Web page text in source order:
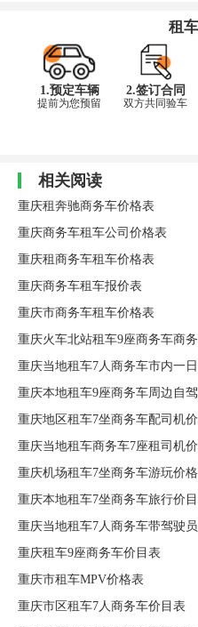
租
1.预定车辆
提前为您预留
2.签订合同
双方共同验车
相关阅读
重庆租奔驰商务车价格表
重庆商务车租车公司价格表
重庆租商务车租车价格表
重庆商务车租车报价表
重庆市商务车租车价格表
重庆火车北站租车9座商务车商
重庆当地租车7人商务车市内一
重庆本地租车9座商务车周边自
重庆地区租车7坐商务车配司机
重庆当地租车商务车7座租司机
重庆机场租车7坐商务车游玩价
重庆本地租车7坐商务车旅行价
重庆当地租车7人商务车带驾驶
重庆租车9座商务车价目表
重庆市租车MPV价格表
重庆市区租车7人商务车价目表